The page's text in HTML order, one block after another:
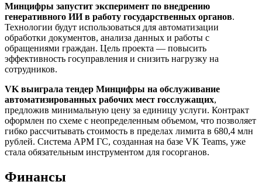
Минцифры запустит эксперимент по внедрению
генеративного ИИ в работу государственных органов.
Технологии будут использоваться для автоматизации
обработки документов, анализа данных и работы с
обращениями граждан. Цель проекта — повысить
эффективность госуправления и снизить нагрузку на
сотрудников.
VK выиграла тендер Минцифры на обслуживание
автоматизированных рабочих мест госслужащих,
предложив минимальную цену за единицу услуги. Контракт
оформлен по схеме с неопределенным объемом, что позволяет
гибко рассчитывать стоимость в пределах лимита в 680,4 млн
рублей. Система АРМ ГС, созданная на базе VK Teams, уже
стала обязательным инструментом для госорганов.
Финансы